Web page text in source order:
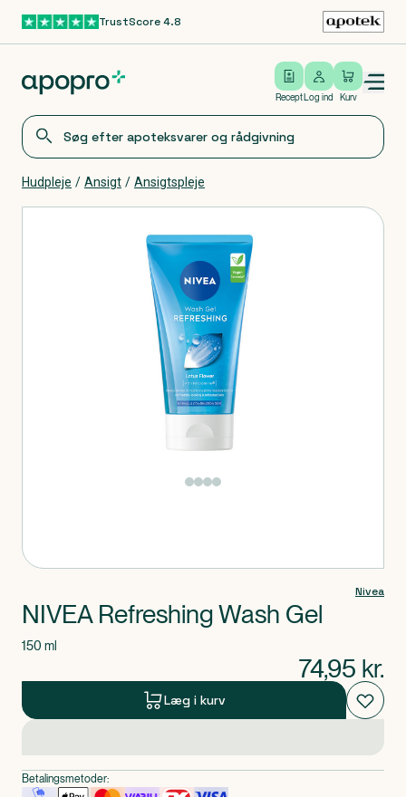
Gå til hovedindholdTrustScore 4.8
Recept
Log ind
Log ind Kurv
Open/close menu
Hudpleje / Ansigt / Ansigtspleje
Nivea
NIVEA Refreshing Wash Gel
150 ml
74,95 kr.
Læg i kurv
Betalingsmetoder: